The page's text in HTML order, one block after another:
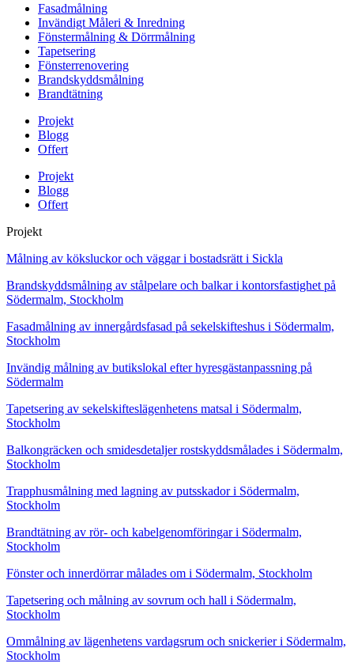
Fasadmålning
Invändigt Måleri & Inredning
Fönstermålning & Dörrmålning
Tapetsering
Fönsterrenovering
Brandskyddsmålning
Brandtätning
Projekt
Blogg
Offert
Projekt
Blogg
Offert
Projekt
Målning av köksluckor och väggar i bostadsrätt i Sickla
Brandskyddsmålning av stålpelare och balkar i kontorsfastighet på
Södermalm, Stockholm
Fasadmålning av innergårdsfasad på sekelskifteshus i Södermalm,
Stockholm
Invändig målning av butikslokal efter hyresgästanpassning på
Södermalm
Tapetsering av sekelskifteslägenhetens matsal i Södermalm,
Stockholm
Balkongräcken och smidesdetaljer rostskyddsmålades i Södermalm,
Stockholm
Trapphusmålning med lagning av putsskador i Södermalm,
Stockholm
Brandtätning av rör- och kabelgenomföringar i Södermalm,
Stockholm
Fönster och innerdörrar målades om i Södermalm, Stockholm
Tapetsering och målning av sovrum och hall i Södermalm,
Stockholm
Ommålning av lägenhetens vardagsrum och snickerier i Södermalm,
Stockholm